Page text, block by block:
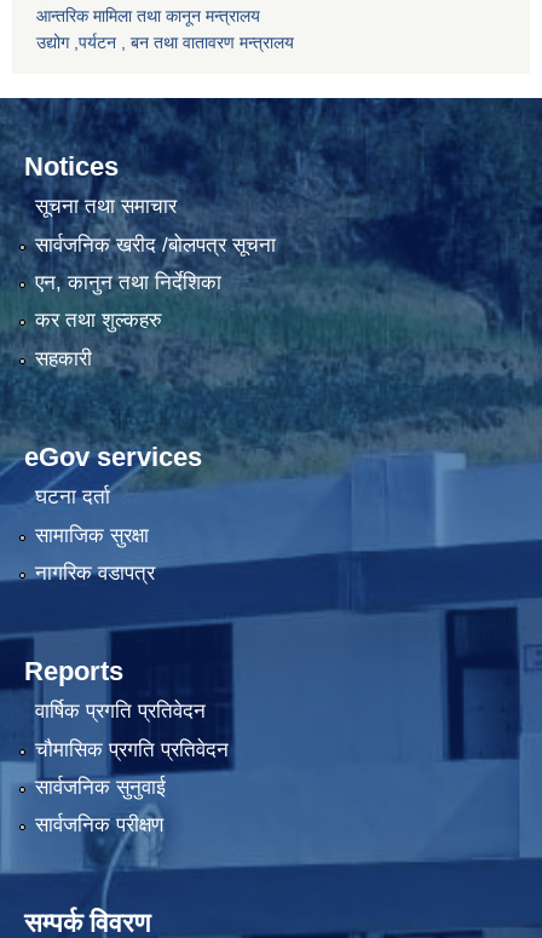
आन्तरिक मामिला तथा कानून मन्त्रालय
उद्योग ,पर्यटन , बन तथा वातावरण मन्त्रालय
Notices
सूचना तथा समाचार
सार्वजनिक खरीद /बोलपत्र सूचना
एन, कानुन तथा निर्देशिका
कर तथा शुल्कहरु
सहकारी
eGov services
घटना दर्ता
सामाजिक सुरक्षा
नागरिक वडापत्र
Reports
वार्षिक प्रगति प्रतिवेदन
चौमासिक प्रगति प्रतिवेदन
सार्वजनिक सुनुवाई
सार्वजनिक परीक्षण
सम्पर्क विवरण